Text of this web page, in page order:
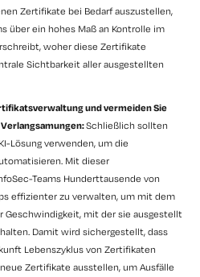
Zertifikate bei Bedarf auszustellen,
über ein hohes Maß an Kontrolle im
woher diese Zertifikate
Sichtbarkeit aller ausgestellten
und vermeiden Sie
:Schließlich sollten
Lösung verwenden, um die
Mit dieser
Teams Hunderttausende von
effizienter zu verwalten, um mit dem
Geschwindigkeit, mit der sie ausgestellt
Damit wird sichergestellt, dass
Lebenszyklus von Zertifikaten
Zertifikate ausstellen, um Ausfälle